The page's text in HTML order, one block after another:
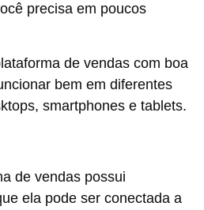
precisa em poucos
de vendas com boa
bem em diferentes
smartphones e tablets.
de vendas possui
ela pode ser conectada a